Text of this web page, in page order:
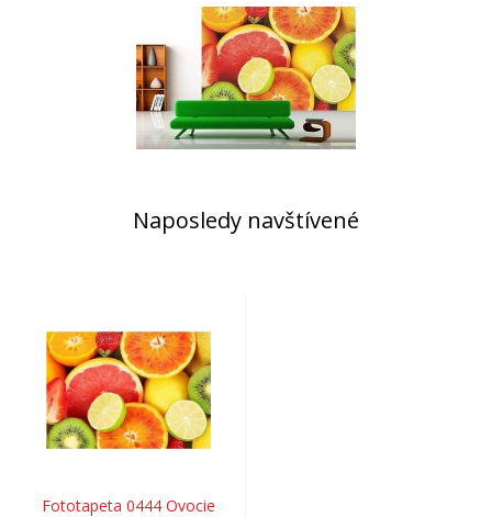
Naposledy navštívené
Fototapeta 0444 Ovocie